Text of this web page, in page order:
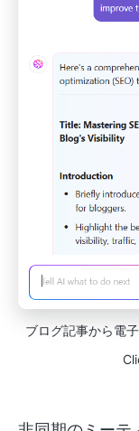
ブログ記事から電